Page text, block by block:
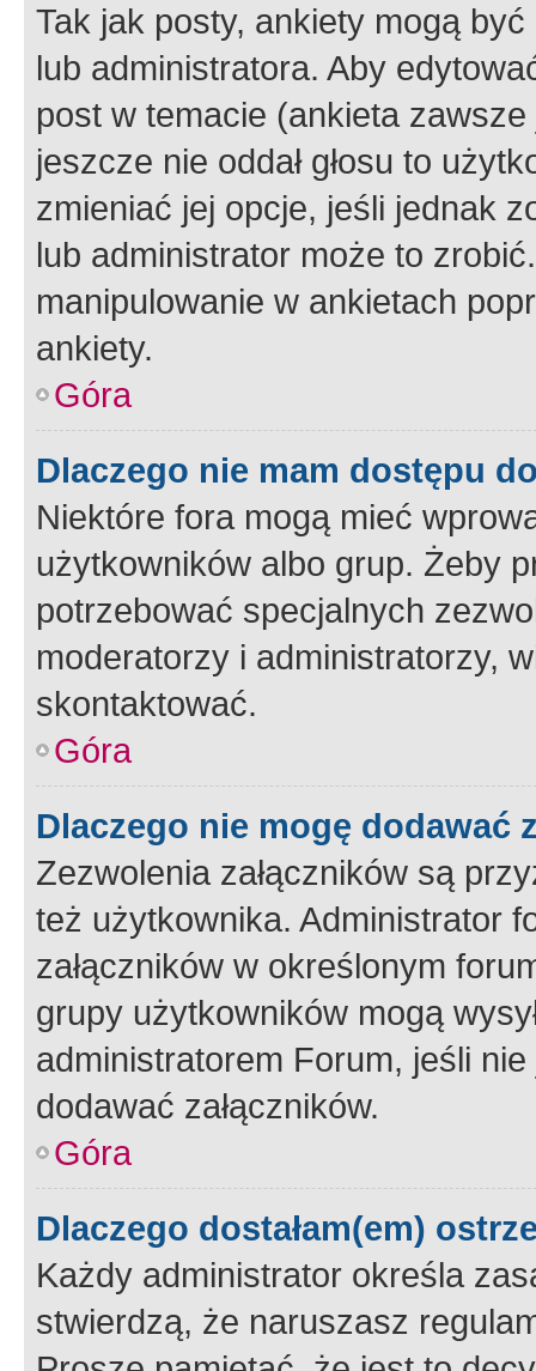
Tak jak posty, ankiety mogą
lub administratora. Aby
post w temacie (ankieta
jeszcze nie oddał głosu to
zmieniać jej opcje, jeśli jednak
lub administrator może to
manipulowanie w ankietach
ankiety.
Góra
Dlaczego nie mam dostępu
Niektóre fora mogą mieć
użytkowników albo grup. Żeby
potrzebować specjalnych
moderatorzy i administratorzy,
skontaktować.
Góra
Dlaczego nie mogę dodawać
Zezwolenia załączników są
też użytkownika. Administrator
załączników w określonym
grupy użytkowników mogą
administratorem Forum, jeśli
dodawać załączników.
Góra
Dlaczego dostałam(em)
Każdy administrator określa
stwierdzą, że naruszasz